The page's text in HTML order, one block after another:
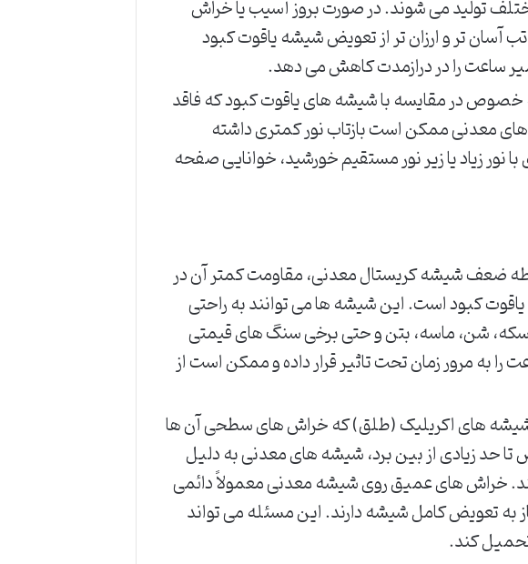
تولید می شوند. در صورت بروز آسیب یا خراش
تر و ارزان تر از تعویض شیشه یاقوت کبود
ساعت را در درازمدت کاهش می دهد.
در مقایسه با شیشه های یاقوت کبود که فاقد
ممکن است بازتاب نور کمتری داشته
نور زیاد یا زیر نور مستقیم خورشید، خوانایی صفحه
ضعف شیشه کریستال معدنی، مقاومت کمتر آن در
کبود است. این شیشه ها می توانند به راحتی
شن، ماسه، بتن و حتی برخی سنگ های قیمتی
به مرور زمان تحت تاثیر قرار داده و ممکن است از
های اکریلیک (طلق) که خراش های سطحی آن ها
حد زیادی از بین برد، شیشه های معدنی به دلیل
خراش های عمیق روی شیشه معدنی معمولاً دائمی
به تعویض کامل شیشه دارند. این مسئله می تواند
کند.